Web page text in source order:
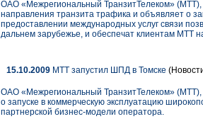
ОАО «Межрегиональный ТранзитТелеком»
направления транзита трафика и объявляет о
предоставлении международных услуг связи
дальнем зарубежье, и обеспечат клиентам МТТ
15.10.2009 МТТ запустил ШПД в Томске
ОАО «Межрегиональный ТранзитТелеком» (МТТ),
о запуске в коммерческую эксплуатацию
партнерской бизнес-модели оператора.